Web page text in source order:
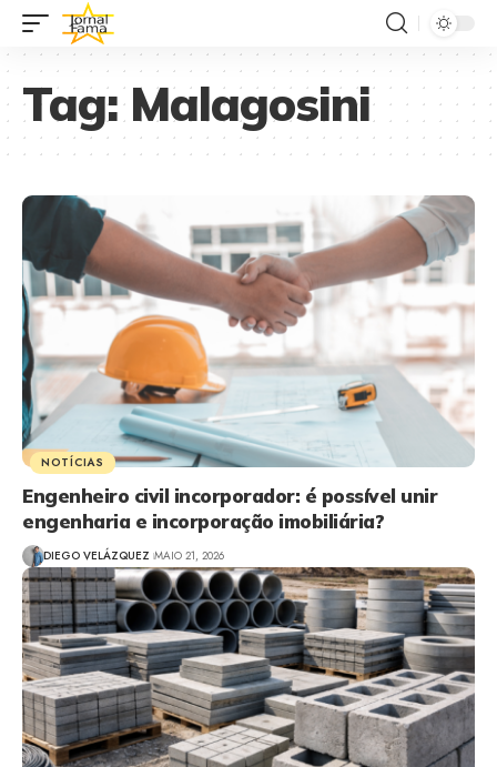
Tag:Malagosini
NOTÍCIAS
Engenheiro civil incorporador: é possível unir
engenharia e incorporação imobiliária?
DIEGO VELÁZQUEZ MAIO 21, 2026